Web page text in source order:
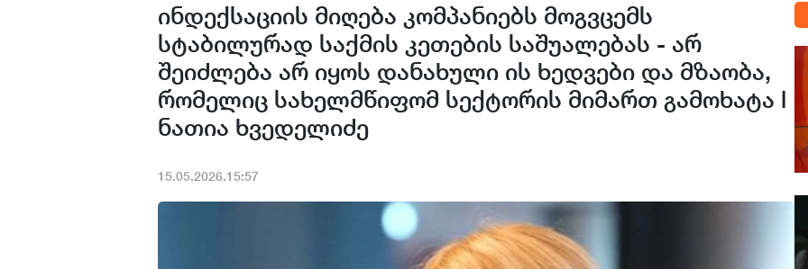
ინდექსაციის მიღება კომპანიებს მოგვცემს
სტაბილურად საქმის კეთების საშუალებას - არ
შეიძლება არ იყოს დანახული ის ხედვები და მზაობა,
რომელიც სახელმწიფომ სექტორის მიმართ გამოხატა l
ნათია ხვედელიძე
15.05.2026.15:57